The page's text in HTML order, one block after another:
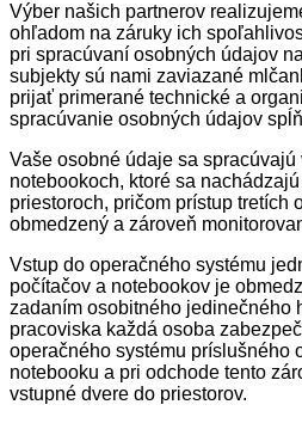
Výber našich partnerov
ohľadom na záruky ich
pri spracúvaní osobných údajov
subjekty sú nami zaviazané
prijať primerané technické a
spracúvanie osobných údajov
Vaše osobné údaje sa
notebookoch, ktoré sa
priestoroch, pričom prístup tretích
obmedzený a zároveň
Vstup do operačného systému
počítačov a notebookov je
zadaním osobitného jedinečného
pracoviska každá osoba
operačného systému príslušného
notebooku a pri odchode tento
vstupné dvere do priestorov.